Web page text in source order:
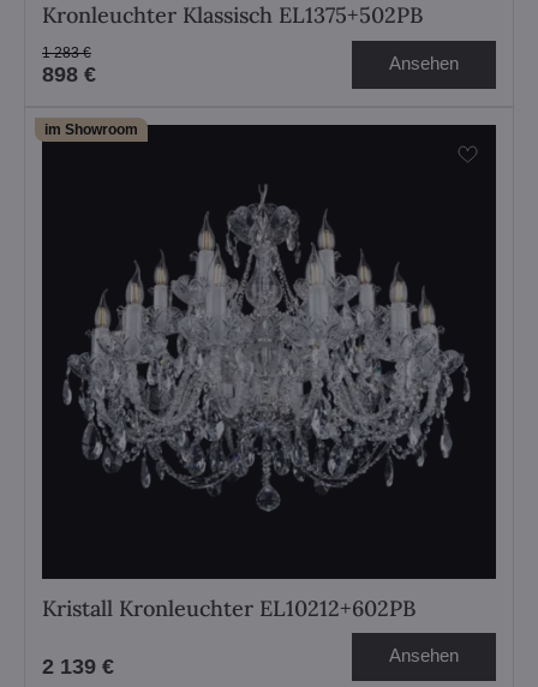
Kronleuchter Klassisch EL1375+502PB
898 €
1 283 € Ansehen
im Showroom
Kristall Kronleuchter EL10212+602PB
2 139 € Ansehen